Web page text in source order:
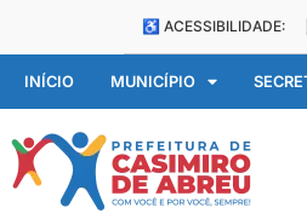
♿ ACESSIBILIDADE:
INÍCIO MUNICÍPIO